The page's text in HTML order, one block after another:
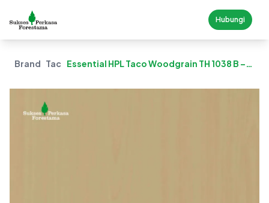
Hubungi
Brand Taco Essential HPL Taco Woodgrain TH 1038 B –